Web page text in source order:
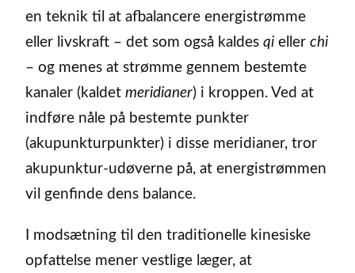
en teknik til at afbalancere energistrømme
eller livskraft – det som også kaldes qi eller chi
– og menes at strømme gennem bestemte
kanaler (kaldet meridianer) i kroppen. Ved at
indføre nåle på bestemte punkter
(akupunkturpunkter) i disse meridianer, tror
akupunktur-udøverne på, at energistrømmen
vil genfinde dens balance.
I modsætning til den traditionelle kinesiske
opfattelse mener vestlige læger, at